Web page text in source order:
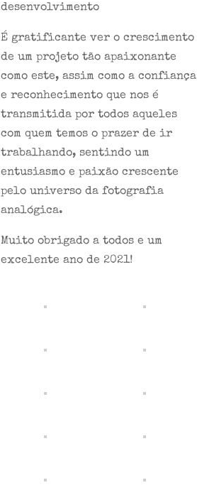
desenvolvimento
É gratificante ver o crescimento
de um projeto tão apaixonante
como este, assim como a confiança
e reconhecimento que nos é
transmitida por todos aqueles
com quem temos o prazer de ir
trabalhando, sentindo um
entusiasmo e paixão crescente
pelo universo da fotografia
analógica.
Muito obrigado a todos e um
excelente ano de 2021!